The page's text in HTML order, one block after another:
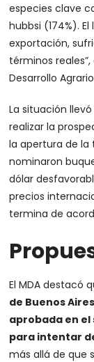
especies clave
hubbsi (174%).
exportación,
términos
Desarrollo
La situación
realizar la
la apertura de la
nominaron
dólar
precios
termina de
El MDA destacó
de Buenos
aprobada en el
para intentar
más allá de que